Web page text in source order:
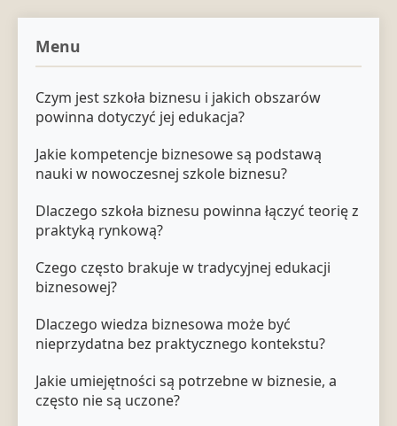
Menu
Czym jest szkoła biznesu i jakich obszarów
powinna dotyczyć jej edukacja?
Jakie kompetencje biznesowe są podstawą
nauki w nowoczesnej szkole biznesu?
Dlaczego szkoła biznesu powinna łączyć teorię z
praktyką rynkową?
Czego często brakuje w tradycyjnej edukacji
biznesowej?
Dlaczego wiedza biznesowa może być
nieprzydatna bez praktycznego kontekstu?
Jakie umiejętności są potrzebne w biznesie, a
często nie są uczone?